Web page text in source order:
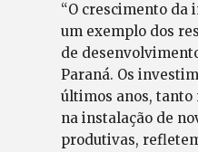
“O crescimento da
um exemplo dos
de
Paraná. Os
últimos anos, tanto
na instalação de
produtivas,